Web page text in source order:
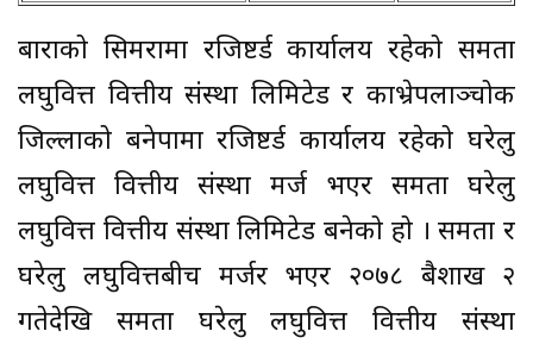
बाराको सिमरामा रजिष्टर्ड कार्यालय रहेको समता
लघुवित्त वित्तीय संस्था लिमिटेड र काभ्रेपलाञ्चोक
जिल्लाको बनेपामा रजिष्टर्ड कार्यालय रहेको घरेलु
लघुवित्त वित्तीय संस्था मर्ज भएर समता घरेलु
लघुवित्त वित्तीय संस्था लिमिटेड बनेको हो । समता र
घरेलु लघुवित्तबीच मर्जर भएर २०७८ बैशाख २
गतेदेखि समता घरेलु लघुवित्त वित्तीय संस्था